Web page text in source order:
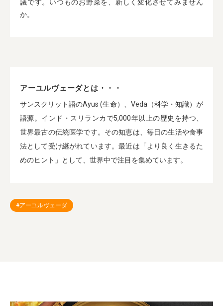
議です。いつものお野菜を、新しく変化させてみません
か。
アーユルヴェーダとは・・・
サンスクリット語のAyus (生命）、Veda（科学・知識）が
語源。インド・スリランカで5,000年以上の歴史を持つ、
世界最古の伝統医学です。その知恵は、毎日の生活や食事
法として受け継がれています。最近は「より良く生きるた
めのヒント」として、世界中で注目を集めています。
#アーユルヴェーダ